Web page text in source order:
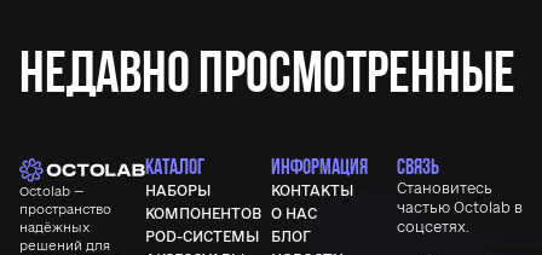
Недавно просмотренные
Octolab —
пространство
надёжных
решений для
КАТАЛОГ
НАБОРЫ
КОМПОНЕНТОВ
POD-СИСТЕМЫ
ИНФОРМАЦИЯ
КОНТАКТЫ
О НАС
БЛОГ
СВЯЗЬ
Становитесь
частью Octolab в
соцсетях.